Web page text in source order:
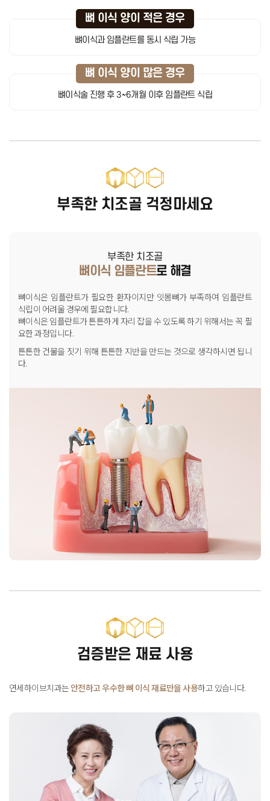
뼈 이식 양이 적은 경우
뼈이식과 임플란트를 동시 식립 가능
뼈 이식 양이 많은 경우
뼈이식술 진행 후 3~6개월 이후 임플란트 식립
부족한 치조골 걱정마세요
부족한 치조골
뼈이식 임플란트로 해결
뼈이식은 임플란트가 필요한 환자이지만 잇몸뼈가 부족하여 임플란트
식립이 어려울 경우에 필요합니다.
뼈이식은 임플란트가 튼튼하게 자리 잡을 수 있도록 하기 위해서는꼭 필
요한 과정입니다.
튼튼한 건물을 짓기 위해 튼튼한 지반을 만드는 것으로 생각하시면 됩니
다.
검증받은 재료 사용
연세하이브치과는 안전하고 우수한 뼈 이식 재료만을 사용하고 있습니다.